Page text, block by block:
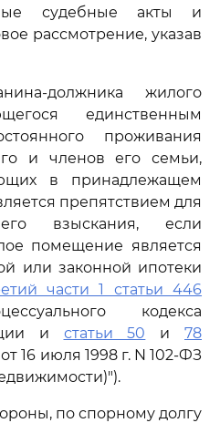
судебные акты и
рассмотрение, указав
должника жилого
единственным
проживания
и членов его семьи,
в принадлежащем
препятствием для
взыскания, если
помещение является
или законной ипотеки
части 1 статьи 446
кодекса
и статьи 50 и78
16 июля 1998 г. N 102-ФЗ
по спорному долгу